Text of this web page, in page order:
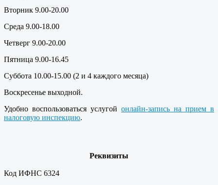
Вторник 9.00-20.00
Среда 9.00-18.00
Четверг 9.00-20.00
Пятница 9.00-16.45
Суббота 10.00-15.00 (2 и 4 каждого месяца)
Воскресенье выходной.
Удобно воспользоваться услугой онлайн-запись на прием в
налоговую инспекцию.
Реквизиты
Код ИФНС 6324